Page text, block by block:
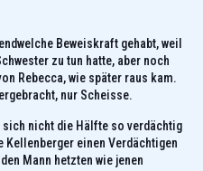
Beweiskraft gehabt, weil
zu tun hatte, aber noch
Rebecca, wie später raus kam.
nur Scheisse.
sich nicht die Hälfte so verdächtig
einen Verdächtigen
Mann hetzten wie jenen